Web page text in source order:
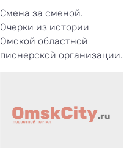
Смена за сменой.
Очерки из истории
Омской областной
пионерской организации.